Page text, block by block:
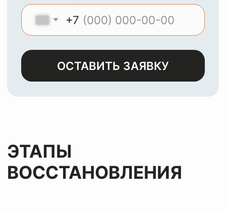
МЫЧИСТИМ И
ВОССТАНАВЛИВАЕМ
ЛЮБЫЕ ИЗДЕЛИЯ ИЗ
КОЖИ, ЗАМШИ,
ЛАКА И НУБУКА
Оставьте заявкуи мы с